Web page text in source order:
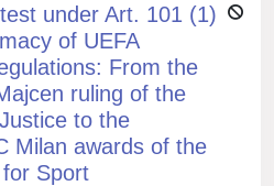
under Art. 101 (1)
of UEFA
From the
ruling of the
to the
Milan awards of the
Sport